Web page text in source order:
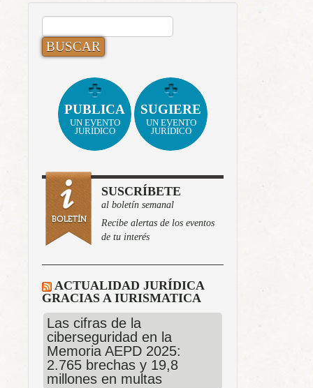
BUSCAR:
PUBLICA
UN EVENTO
JURÍDICO
SUGIERE
UN EVENTO
JURÍDICO
SUSCRÍBETE
al boletín semanal
Recibe alertas de los eventos
de tu interés
ACTUALIDAD JURÍDICA
GRACIAS A IURISMATICA
Las cifras de la
ciberseguridad en la
Memoria AEPD 2025:
2.765 brechas y 19,8
millones en multas